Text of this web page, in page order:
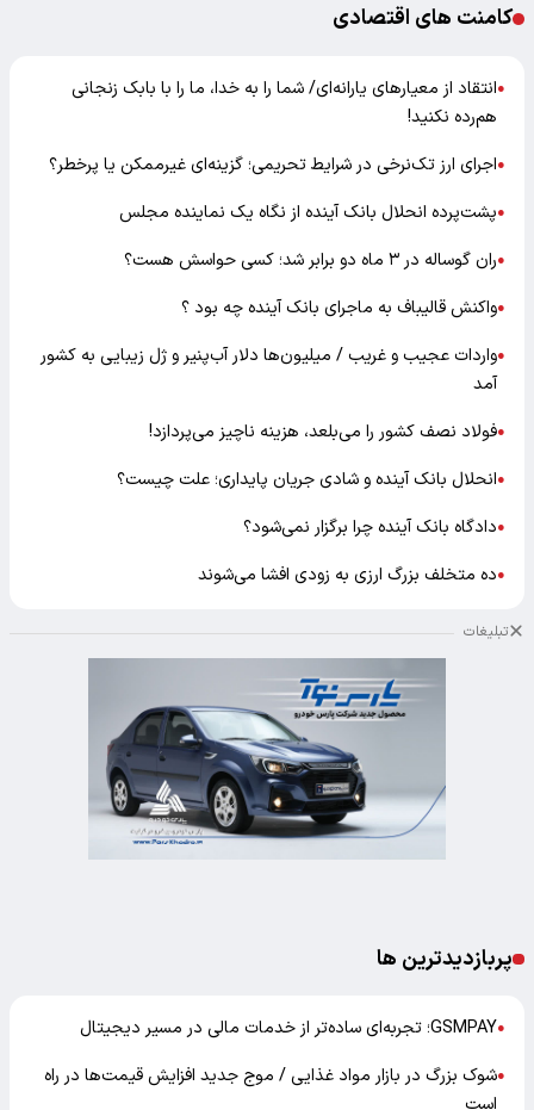
کامنت های اقتصادی
●انتقاد از معیارهای یارانه‌ای/ شما را به خدا، ما را با بابک زنجانی
هم‌رده نکنید!
●اجرای ارز تک‌نرخی در شرایط تحریمی؛ گزینه‌ای غیرممکن یا پرخطر؟
●پشت‌پرده انحلال بانک آینده از نگاه یک نماینده مجلس
●ران گوساله در ۳ ماه دو برابر شد؛ کسی حواسش هست؟
●واکنش قالیباف به ماجرای بانک آینده چه بود ؟
●واردات عجیب و غریب / میلیون‌ها دلار آب‌پنیر و ژل زیبایی به کشور
آمد
●فولاد نصف کشور را می‌بلعد، هزینه ناچیز می‌پردازد!
●انحلال بانک آینده و شادی جریان پایداری؛ علت چیست؟
●دادگاه بانک آینده چرا برگزار نمی‌شود؟
●ده متخلف بزرگ ارزی به زودی افشا می‌شوند
تبلیغات
پربازدیدترین ها
●GSMPAY؛ تجربه‌ای ساده‌تر از خدمات مالی در مسیر دیجیتال
●شوک بزرگ در بازار مواد غذایی / موج جدید افزایش قیمت‌ها در راه